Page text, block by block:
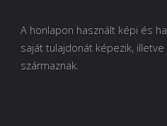
A honlapon használt képi és
saját tulajdonát képezik,
származnak.